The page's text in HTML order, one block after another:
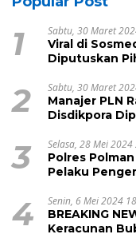
1 Sabtu, 30 Maret
Viral di
Diputuskan
2 Sabtu, 30 Maret
Manajer PLN
Disdikpora
3 Selasa, 28 Mei 2024
Polres
Pelaku
4 Senin, 6 Mei 2024
BREAKING NEWS:
Keracunan